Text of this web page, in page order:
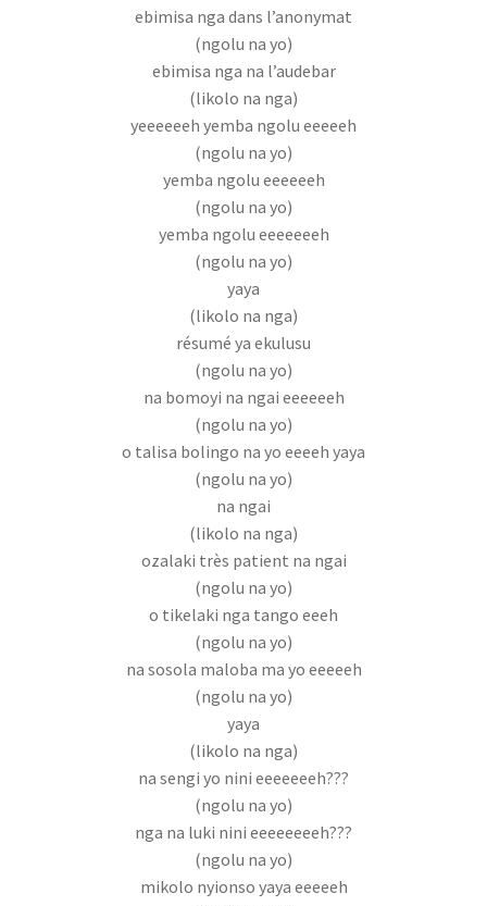
ebimisa nga dans l’anonymat
(ngolu na yo)
ebimisa nga na l’audebar
(likolo na nga)
yeeeeeeh yemba ngolu eeeeeh
(ngolu na yo)
yemba ngolu eeeeeeh
(ngolu na yo)
yemba ngolu eeeeeeeh
(ngolu na yo)
yaya
(likolo na nga)
résumé ya ekulusu
(ngolu na yo)
na bomoyi na ngai eeeeeeh
(ngolu na yo)
o talisa bolingo na yo eeeeh yaya
(ngolu na yo)
na ngai
(likolo na nga)
ozalaki très patient na ngai
(ngolu na yo)
o tikelaki nga tango eeeh
(ngolu na yo)
na sosola maloba ma yo eeeeeh
(ngolu na yo)
yaya
(likolo na nga)
na sengi yo nini eeeeeeeh???
(ngolu na yo)
nga na luki nini eeeeeeeeh???
(ngolu na yo)
mikolo nyionso yaya eeeeeh